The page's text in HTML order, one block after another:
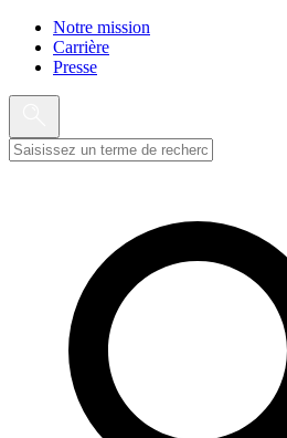
Notre mission
Carrière
Presse